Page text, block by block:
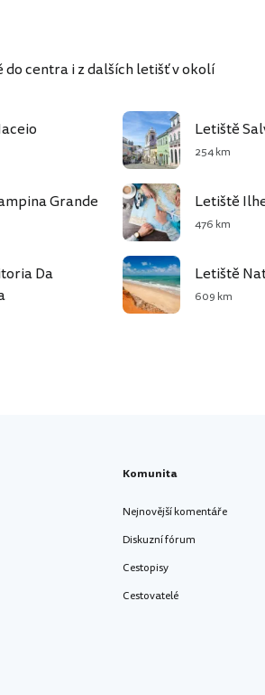
centra i z dalších letišť v okolí
Letiště
254 km
Grande Letiště
476 km
Da
Letiště
609 km
Komunita
Nejnovější komentáře
Diskuzní fórum
Cestopisy
Cestovatelé